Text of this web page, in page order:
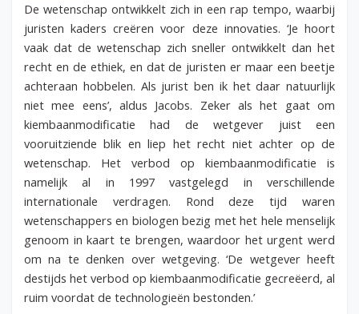
De wetenschap ontwikkelt zich in een rap tempo, waarbij
juristen kaders creëren voor deze innovaties. ‘Je hoort
vaak dat de wetenschap zich sneller ontwikkelt dan het
recht en de ethiek, en dat de juristen er maar een beetje
achteraan hobbelen. Als jurist ben ik het daar natuurlijk
niet mee eens’, aldus Jacobs. Zeker als het gaat om
kiembaanmodificatie had de wetgever juist een
vooruitziende blik en liep het recht niet achter op de
wetenschap. Het verbod op kiembaanmodificatie is
namelijk al in 1997 vastgelegd in verschillende
internationale verdragen. Rond deze tijd waren
wetenschappers en biologen bezig met het hele menselijk
genoom in kaart te brengen, waardoor het urgent werd
om na te denken over wetgeving. ‘De wetgever heeft
destijds het verbod op kiembaanmodificatie gecreëerd, al
ruim voordat de technologieën bestonden.’